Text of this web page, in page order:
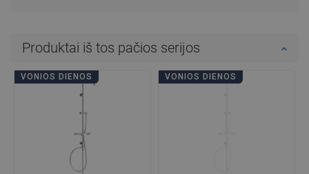
Produktai iš tos pačios serijos
VONIOS DIENOS VONIOS DIENOS